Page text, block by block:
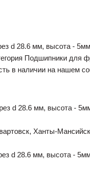
d 28.6 мм, высота -
Подшипники для
в наличии на нашем
d 28.6 мм, высота -
Ханты-
d 28.6 мм, высота -